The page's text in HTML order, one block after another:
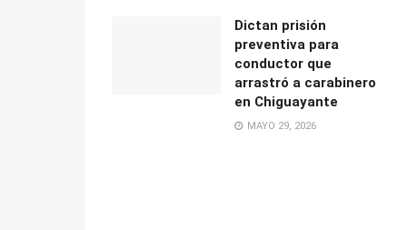
Dictan prisión
preventiva para
conductor que
arrastró a carabinero
en Chiguayante
MAYO 29, 2026